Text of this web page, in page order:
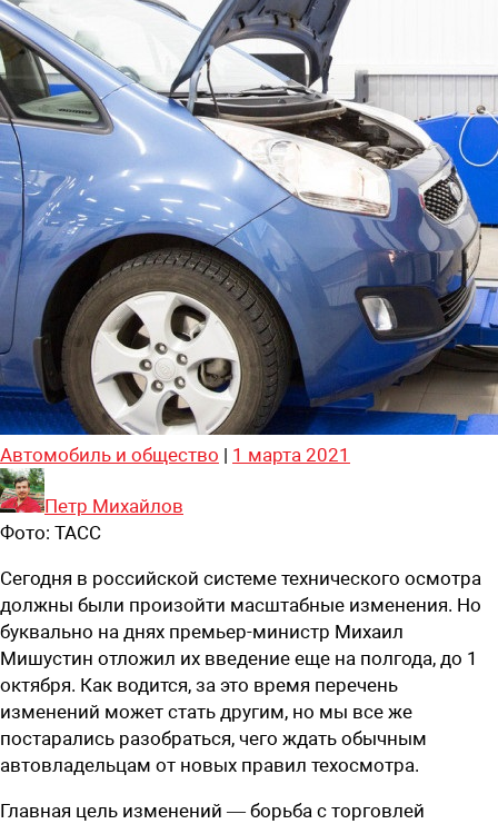
Автомобиль и общество | 1 марта 2021
Петр Михайлов
Фото: ТАСС
Сегодня в российской системе технического осмотра
должны были произойти масштабные изменения. Но
буквально на днях премьер-министр Михаил
Мишустин отложил их введение еще на полгода, до 1
октября. Как водится, за это время перечень
изменений может стать другим, но мы все же
постарались разобраться, чего ждать обычным
автовладельцам от новых правил техосмотра.
Главная цель изменений — борьба с торговлей